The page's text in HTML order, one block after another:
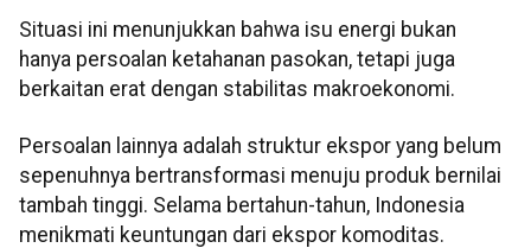
Situasi ini menunjukkan bahwa isu energi bukan
hanya persoalan ketahanan pasokan, tetapi juga
berkaitan erat dengan stabilitas makroekonomi.
Persoalan lainnya adalah struktur ekspor yang belum
sepenuhnya bertransformasi menuju produk bernilai
tambah tinggi. Selama bertahun-tahun, Indonesia
menikmati keuntungan dari ekspor komoditas.